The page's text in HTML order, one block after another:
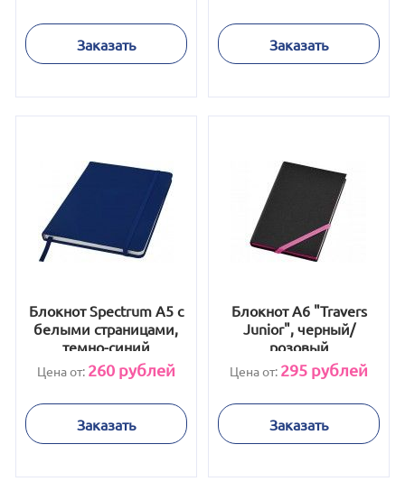
Заказать Заказать
Блокнот Spectrum A5 с
белыми страницами,
темно-синий
Цена от: 260рублей
Заказать
Блокнот А6 "Travers
Junior", черный/
розовый
Цена от: 295 рублей
Заказать